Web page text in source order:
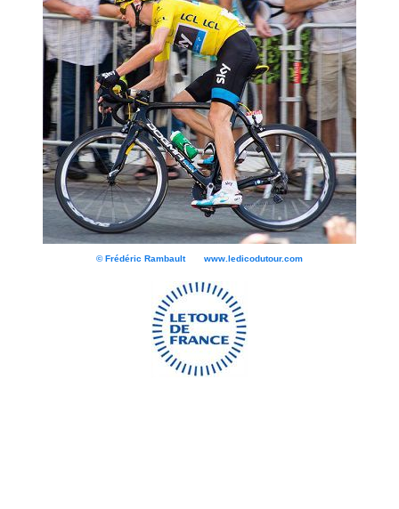
© Frédéric Rambault www.ledicodutour.com